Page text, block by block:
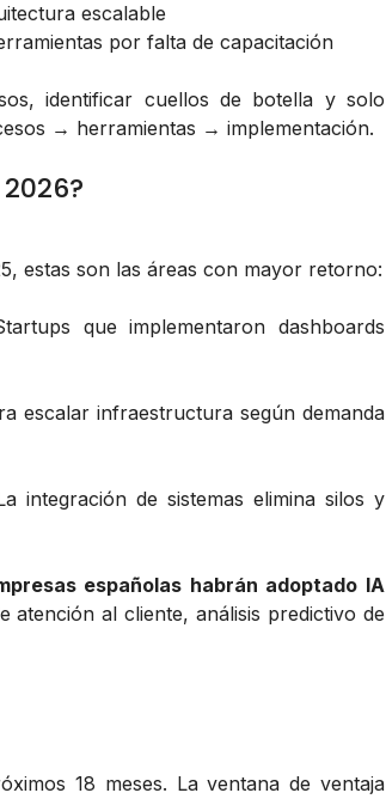
escalable
por falta de capacitación
identificar cuellos de botella y solo
→ herramientas → implementación.
estas son las áreas con mayor retorno:
que implementaron dashboards
escalar infraestructura según demanda
integración de sistemas elimina silos y
españolas habrán adoptado IA
atención al cliente, análisis predictivo de
18 meses. La ventana de ventaja